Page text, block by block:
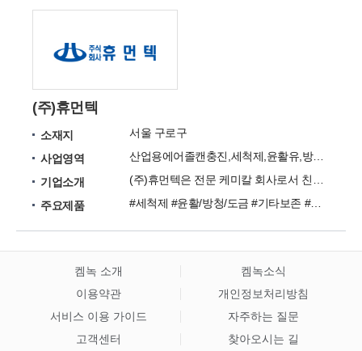
(주)휴먼텍
소재지
서울 구로구
사업영역
산업용에어졸캔충진,세척제,윤활유,방청유,도금제,
기업소개
주요제품
#세척제 #윤활/방청/도금 #기타보존 #자동차 #건축 #전산&사무용품 #산업용 세정제 #산업용 세탁세제 #신제품
켐녹 소개
켐녹소식
이용약관
개인정보처리방침
서비스 이용 가이드
자주하는 질문
고객센터
찾아오시는 길